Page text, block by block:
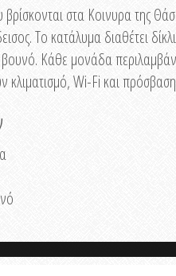
στα Κοινυρα της
Το κατάλυμα διαθέτει
Κάθε μονάδα
κλιματισμό, Wi-Fi και